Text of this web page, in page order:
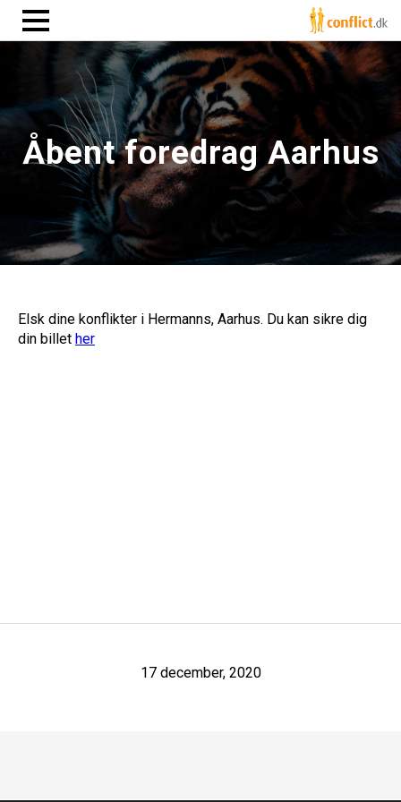
Åbent foredrag Aarhus
Elsk dine konflikter i Hermanns, Aarhus. Du kan sikre dig
din billet her
17 december, 2020